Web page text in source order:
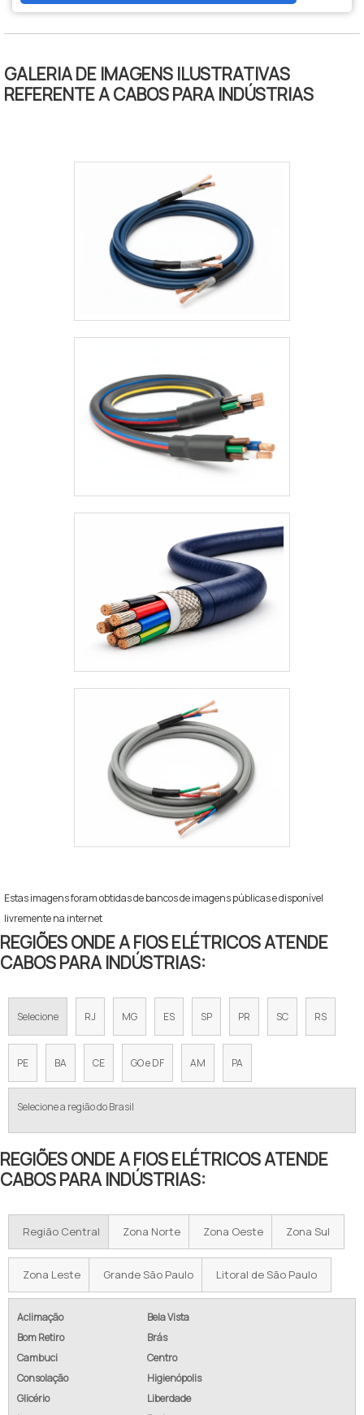
produção nacional e assistência técnica
especializada para sua indústria.
GALERIA DE IMAGENS ILUSTRATIVAS
REFERENTE A CABOS PARA INDÚSTRIAS
Estas imagens foram obtidas de bancos de imagens públicas e disponível
livremente na internet
REGIÕES ONDE A FIOS ELÉTRICOS ATENDE
CABOS PARA INDÚSTRIAS:
Selecione RJ MG ES SP PR SC RS
PE BA CE GO e DF AM PA
Selecione a região do Brasil
REGIÕES ONDE A FIOS ELÉTRICOS ATENDE
CABOS PARA INDÚSTRIAS:
Região Central Zona Norte Zona Oeste Zona Sul
Zona Leste Grande São Paulo Litoral de São Paulo
Aclimação
Bela Vista
Bom Retiro
Brás
Cambuci
Centro
Consolação
Higienópolis
Glicério
Liberdade